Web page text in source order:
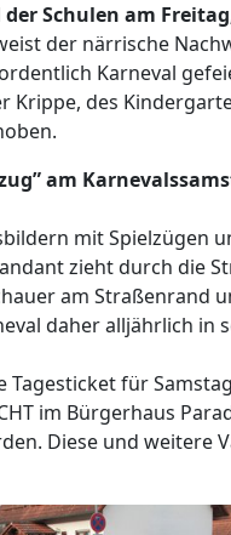
Schulen am
der närrische
Karneval
Krippe, des
am
mit Spielzügen
zieht durch die
am Straßenrand
daher alljährlich in
für
im Bürgerhaus
Diese und weitere